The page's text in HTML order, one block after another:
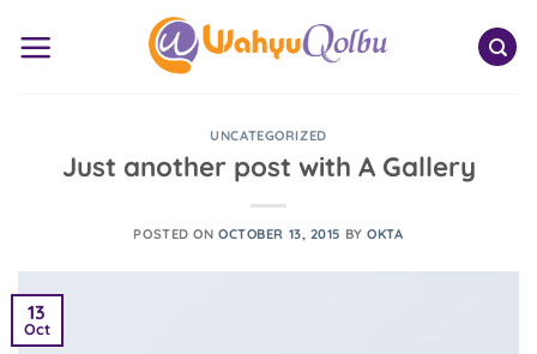
UNCATEGORIZED
Just another post with A Gallery
POSTED ONOCTOBER 13, 2015 BYOKTA
13
Oct